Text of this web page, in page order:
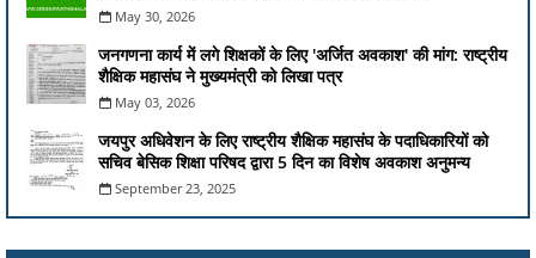
May 30, 2026
जनगणना कार्य में लगे शिक्षकों के लिए 'अर्जित अवकाश' की मांग: राष्ट्रीय
शैक्षिक महासंघ ने मुख्यमंत्री को लिखा पत्र
May 03, 2026
जयपुर अधिवेशन के लिए राष्ट्रीय शैक्षिक महासंघ के पदाधिकारियों को
सचिव बेसिक शिक्षा परिषद द्वारा 5 दिन का विशेष अवकाश अनुमन्य
September 23, 2025